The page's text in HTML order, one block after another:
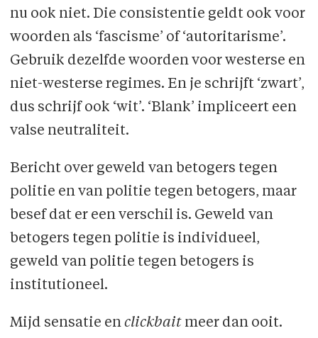
nu ook niet. Die consistentie geldt ook voor
woorden als ‘fascisme’ of ‘autoritarisme’.
Gebruik dezelfde woorden voor westerse en
niet-westerse regimes. En je schrijft ‘zwart’,
dus schrijf ook ‘wit’. ‘Blank’ impliceert een
valse neutraliteit.
Bericht over geweld van betogers tegen
politie en van politie tegen betogers, maar
besef dat er een verschil is. Geweld van
betogers tegen politie is individueel,
geweld van politie tegen betogers is
institutioneel.
Mijd sensatie en clickbaitmeer dan ooit.